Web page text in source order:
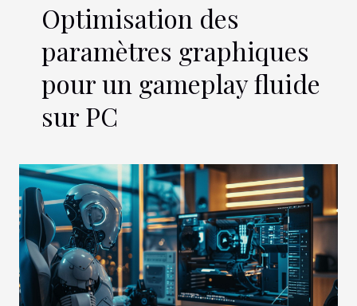
Optimisation des
paramètres graphiques
pour un gameplay fluide
sur PC